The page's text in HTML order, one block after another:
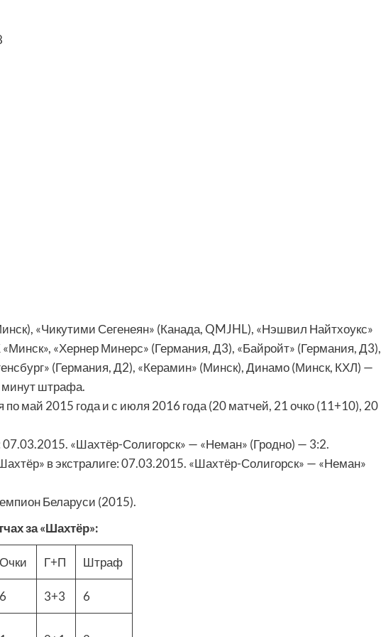
«Чикутими Сегенеян» (Канада, QMJHL), «Нэшвил Найтхоукс»
«Хернер Минерс» (Германия, Д3), «Байройт» (Германия, Д3),
(Германия, Д2), «Керамин» (Минск), Динамо (Минск, КХЛ) —
минут штрафа.
май 2015 года и с июля 2016 года (20 матчей, 21 очко (11+10), 20
07.03.2015. «Шахтёр-Солигорск» — «Неман» (Гродно) — 3:2.
в экстралиге: 07.03.2015. «Шахтёр-Солигорск» — «Неман»
Беларуси (2015).
за «Шахтёр»:
Очки Г+П Штраф
6 3+3 6